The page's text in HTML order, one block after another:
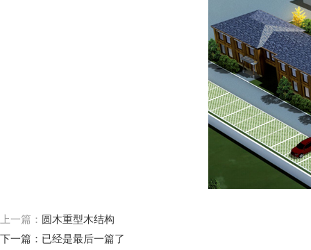
上一篇：
圆木重型木结构
下一篇：已经是最后一篇了